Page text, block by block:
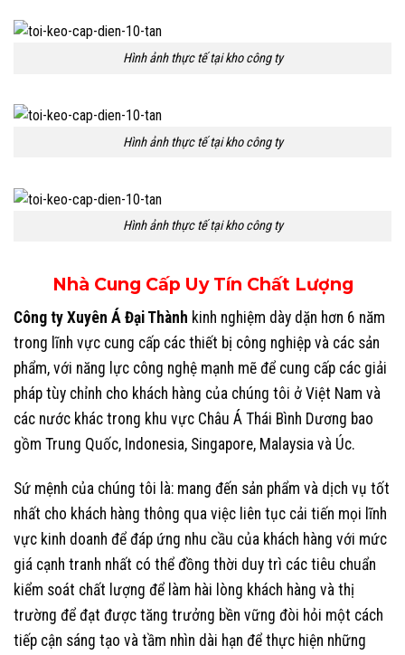
Hình ảnh thực tế tại kho công ty
Hình ảnh thực tế tại kho công ty
Hình ảnh thực tế tại kho công ty
Nhà Cung Cấp Uy Tín Chất Lượng
Công ty Xuyên Á Đại Thành kinh nghiệm dày dặn hơn 6 năm
trong lĩnh vực cung cấp các thiết bị công nghiệp và các sản
phẩm, với năng lực công nghệ mạnh mẽ để cung cấp các giải
pháp tùy chỉnh cho khách hàng của chúng tôi ở Việt Nam và
các nước khác trong khu vực Châu Á Thái Bình Dương bao
gồm Trung Quốc, Indonesia, Singapore, Malaysia và Úc.
Sứ mệnh của chúng tôi là: mang đến sản phẩm và dịch vụ tốt
nhất cho khách hàng thông qua việc liên tục cải tiến mọi lĩnh
vực kinh doanh để đáp ứng nhu cầu của khách hàng với mức
giá cạnh tranh nhất có thể đồng thời duy trì các tiêu chuẩn
kiểm soát chất lượng để làm hài lòng khách hàng và thị
trường để đạt được tăng trưởng bền vững đòi hỏi một cách
tiếp cận sáng tạo và tầm nhìn dài hạn để thực hiện những